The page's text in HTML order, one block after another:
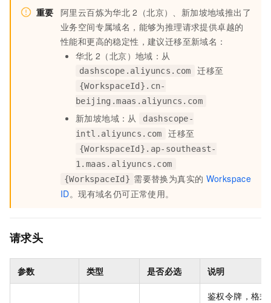
重要 阿里云百炼为华北 2（北京）、新加坡地域推出了
业务空间专属域名，能够为推理请求提供卓越的
性能和更高的稳定性，建议迁移至新域名：
华北 2（北京）地域：从
dashscope.aliyuncs.com 迁移至
{WorkspaceId}.cn-
beijing.maas.aliyuncs.com
新加坡地域：从
dashscope-
intl.aliyuncs.com
迁移至
{WorkspaceId}.ap-southeast-
1.maas.aliyuncs.com
{WorkspaceId} 需要替换为真实的 Workspace
ID。现有域名仍可正常使用。
请求头
参数 类型 是否必选 说明
鉴权令牌，格式